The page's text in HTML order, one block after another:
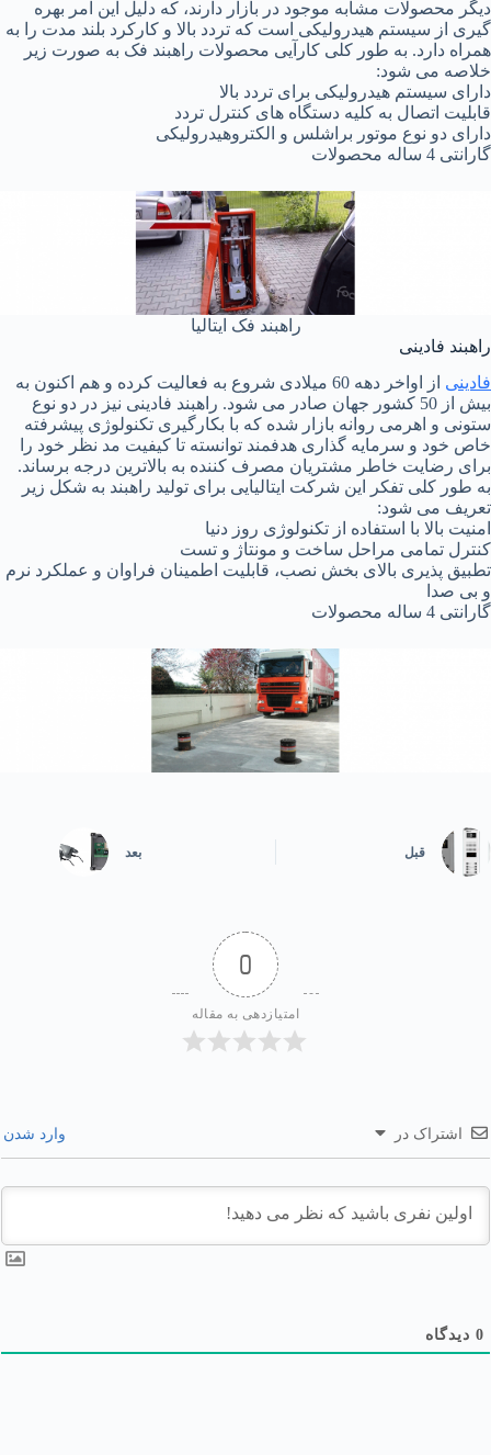
دیگر محصولات مشابه موجود در بازار دارند، که دلیل این امر بهره
گیری از سیستم هیدرولیکی است که تردد بالا و کارکرد بلند مدت را به
همراه دارد. به طور کلی کارآیی محصولات راهبند فک به صورت زیر
خلاصه می شود:
دارای سیستم هیدرولیکی برای تردد بالا
قابلیت اتصال به کلیه دستگاه های کنترل تردد
دارای دو نوع موتور براشلس و الکتروهیدرولیکی
گارانتی 4 ساله محصولات
راهبند فک ایتالیا
راهبند فادینی
فادینی
از اواخر دهه 60 میلادی شروع به فعالیت کرده و هم اکنون به
بیش از 50 کشور جهان صادر می شود. راهبند فادینی نیز در دو نوع
ستونی و اهرمی روانه بازار شده که با بکارگیری تکنولوژی پیشرفته
خاص خود و سرمایه گذاری هدفمند توانسته تا کیفیت مد نظر خود را
برای رضایت خاطر مشتریان مصرف کننده به بالاترین درجه برساند.
به طور کلی تفکر این شرکت ایتالیایی برای تولید راهبند به شکل زیر
تعریف می شود:
امنیت بالا با استفاده از تکنولوژی روز دنیا
کنترل تمامی مراحل ساخت و مونتاژ و تست
تطبیق پذیری بالای بخش نصب، قابلیت اطمینان فراوان و عملکرد نرم
و بی صدا
گارانتی 4 ساله محصولات
قبل بعد
0
امتیازدهی به مقاله
اشتراک در وارد شدن
0 دیدگاه